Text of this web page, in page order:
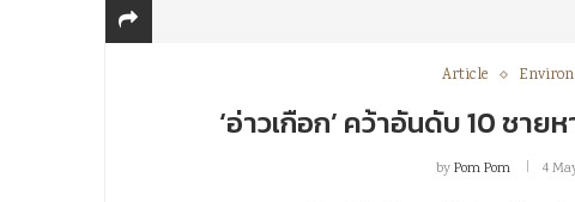
Article
‘อ่าวเกือก’ คว้าอันดับ 10 ชา
byPom Pom 4